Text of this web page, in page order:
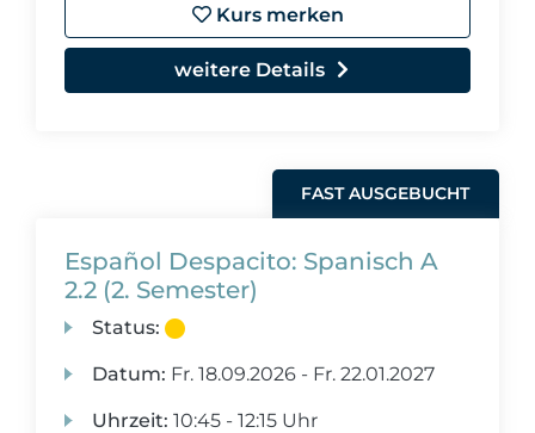
Kurs merken
weitere Details
FAST AUSGEBUCHT
Español Despacito: Spanisch A
2.2 (2. Semester)
Status:
Datum: Fr. 18.09.2026 - Fr. 22.01.2027
Uhrzeit: 10:45 - 12:15 Uhr